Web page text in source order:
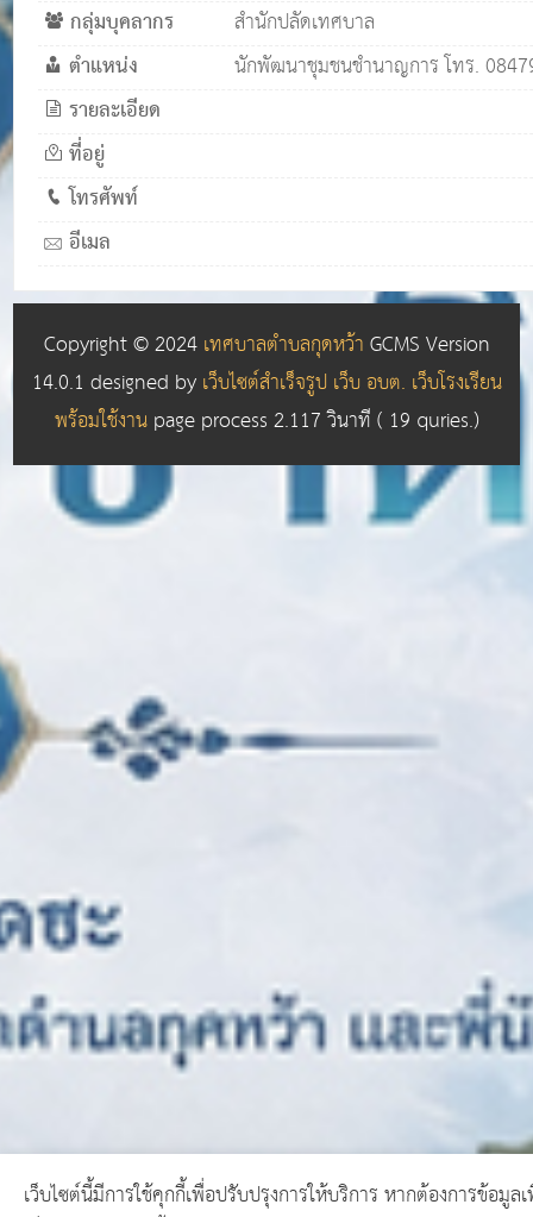
กลุ่มบุคลากร สำนักปลัดเทศบาล
ตำแหน่ง นักพัฒนาชุมชนชำนาญการ โทร.
รายละเอียด
ที่อยู่
โทรศัพท์
อีเมล
Copyright © 2024เทศบาลตำบลกุดหว้าGCMS Version
14.0.1 designed byเว็บไซต์สำเร็จรูป เว็บ อบต. เว็บโรงเรียน
พร้อมใช้งานpage process2.117วินาที ( 19 quries.)
เว็บไซต์นี้มีการใช้คุกกี้เพื่อปรับปรุงการให้บริการ หากต้องการข้อมูล